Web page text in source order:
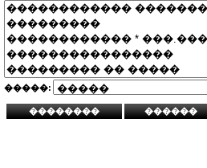
�����: